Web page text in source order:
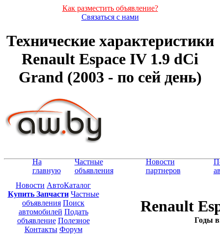
Как разместить объявление?
Связаться с нами
Технические характеристики
Renault Espace IV 1.9 dCi
Grand (2003 - по сей день)
На
главную
Частные
объявления
Новости
партнеров
Новости АвтоКаталог
Купить Запчасти Частные
объявления Поиск
автомобилей Подать
объявление Полезное
Контакты Форум
Renault
Годы